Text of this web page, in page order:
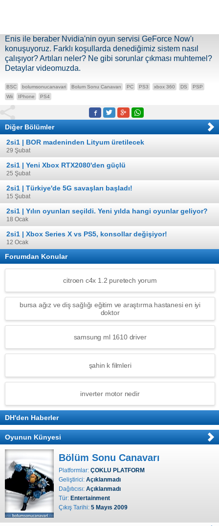
Enis ile beraber Nvidia'nin oyun servisi GeForce Now'ı
konuşuyoruz. Farklı koşullarda denediğimiz sistem nasıl
çalışıyor? Artıları neler? Ne gibi sorunlar çıkması muhtemel?
Detaylar videomuzda.
BSC bolumsonucanavari Bolum Sonu Canavarı PC PS3 xbox 360 DS
PSP
Wii
IPhone PS4
Diğer Bölümler
2si1 | BOR madeninden Lityum üretilecek
29 Şubat
2si1 | Yeni Xbox RTX2080'den güçlü
25 Şubat
2si1 | Türkiye'de 5G savaşları başladı!
15 Şubat
2si1 | Yılın oyunları seçildi. Yeni yılda hangi oyunlar geliyor?
18 Ocak
2si1 | Xbox Series X vs PS5, konsollar değişiyor!
12 Ocak
Forumdan Konular
citroen c4x 1.2 puretech yorum
bursa ağız ve diş sağlığı eğitim ve araştırma hastanesi en iyi
doktor
samsung ml 1610 driver
şahin k filmleri
inverter motor nedir
DH'den Haberler
Oyunun Künyesi
Bölüm Sonu Canavarı
Platformlar: ÇOKLU PLATFORM
Geliştirici: Açıklanmadı
Dağıtıcısı: Açıklanmadı
Tür: Entertainment
Çıkış Tarihi: 5 Mayıs 2009